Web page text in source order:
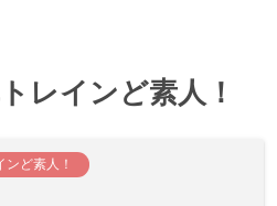
レインど素人！
ンど素人！